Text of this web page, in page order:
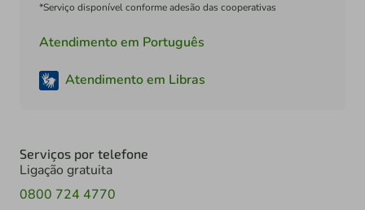
*Serviço disponível conforme adesão das cooperativas
Atendimento em Português
Atendimento em Libras
Serviços por telefone
Ligação gratuita
0800 724 4770